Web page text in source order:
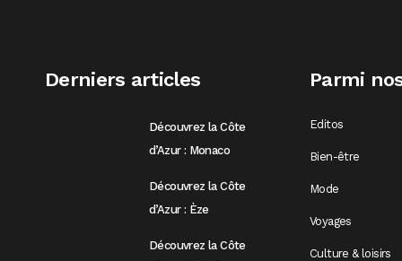
Derniers articles
Découvrez la Côte
d’Azur : Monaco
Découvrez la Côte
d’Azur : Èze
Découvrez la Côte
Parmi
Editos
Bien-être
Mode
Voyages
Culture & loisirs